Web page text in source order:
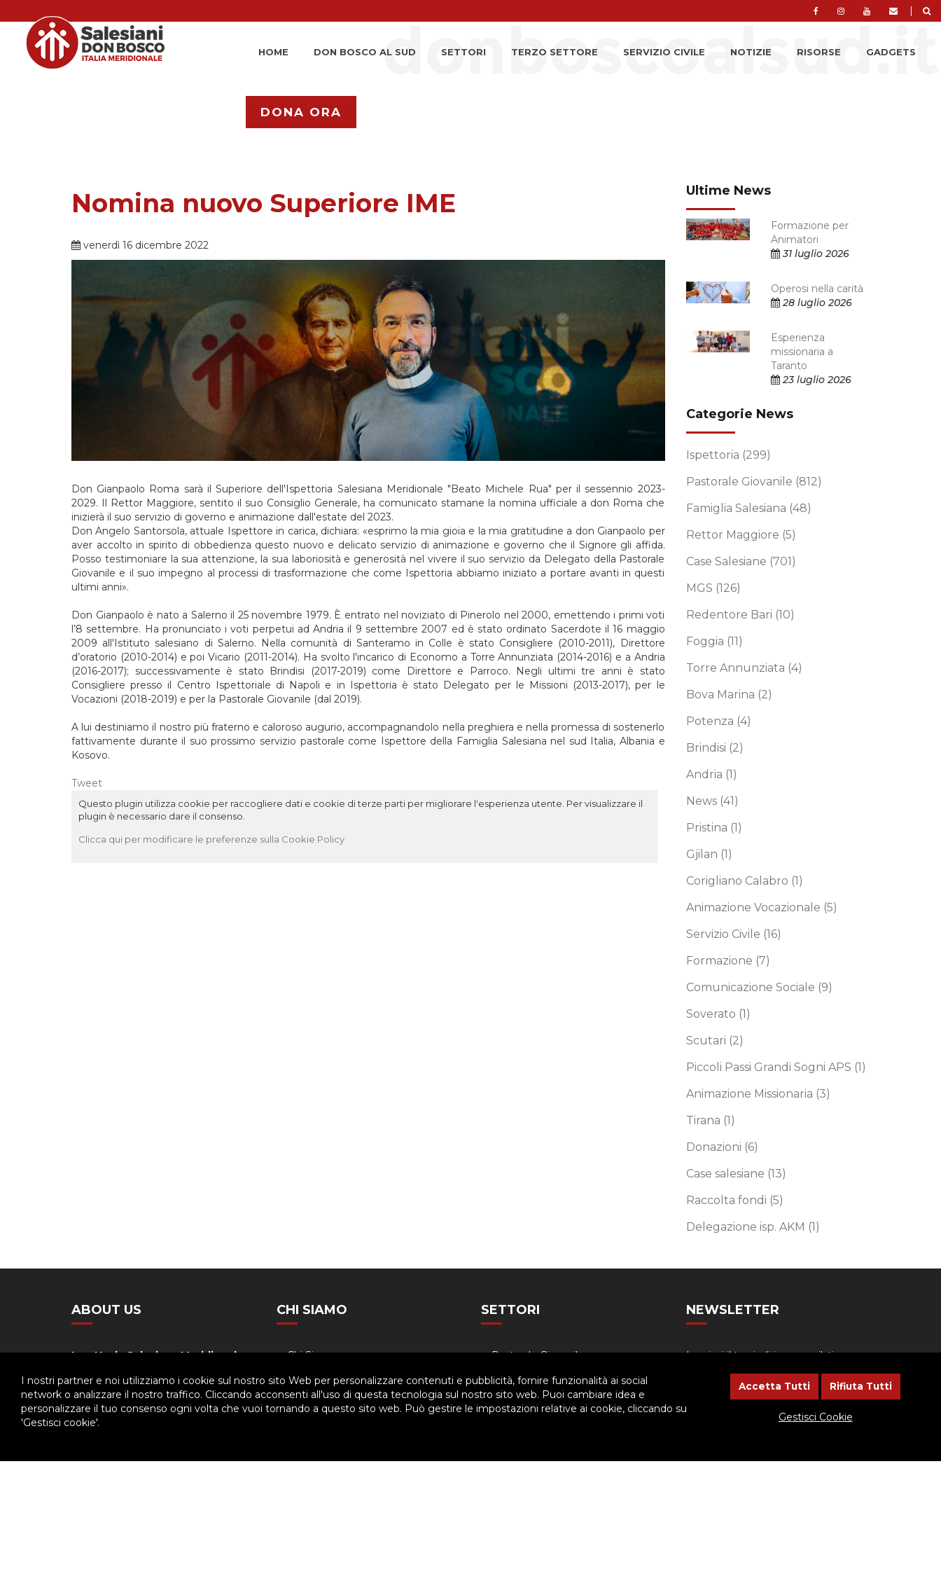
I nostri partner e noi utilizziamo i cookie sul nostro sito Web per personalizzare contenuti e pubblicità, fornire funzionalità ai social
network o analizzare il nostro traffico. Cliccando acconsenti all'uso di questa tecnologia sul nostro sito web. Puoi cambiare idea e
personalizzare il tuo consenso ogni volta che vuoi tornando a questo sito web. Può gestire le impostazioni relative ai cookie, cliccando su
'Gestisci cookie'.
Accetta Tutti Rifiuta Tutti
Gestisci Cookie
|
HOME DON BOSCO AL SUD SETTORI TERZO SETTORE SERVIZIO CIVILE NOTIZIE RISORSE GADGETS
DONA ORA
Nomina nuovo Superiore IME
venerdì 16 dicembre 2022
Don Gianpaolo Roma sarà il Superiore dell'Ispettoria Salesiana Meridionale "Beato Michele Rua" per il sessennio 2023-
2029. Il Rettor Maggiore, sentito il suo Consiglio Generale, ha comunicato stamane la nomina ufficiale a don Roma che
inizierà il suo servizio di governo e animazione dall'estate del 2023.
Don Angelo Santorsola, attuale Ispettore in carica, dichiara: «esprimo la mia gioia e la mia gratitudine a don Gianpaolo per
aver accolto in spirito di obbedienza questo nuovo e delicato servizio di animazione e governo che il Signore gli affida.
Posso testimoniare la sua attenzione, la sua laboriosità e generosità nel vivere il suo servizio da Delegato della Pastorale
Giovanile e il suo impegno al processi di trasformazione che come Ispettoria abbiamo iniziato a portare avanti in questi
ultimi anni».
Don Gianpaolo è nato a Salerno il 25 novembre 1979. È entrato nel noviziato di Pinerolo nel 2000, emettendo i primi voti
l’8 settembre. Ha pronunciato i voti perpetui ad Andria il 9 settembre 2007 ed è stato ordinato Sacerdote il 16 maggio
2009 all'Istituto salesiano di Salerno. Nella comunità di Santeramo in Colle è stato Consigliere (2010-2011), Direttore
d’oratorio (2010-2014) e poi Vicario (2011-2014). Ha svolto l'incarico di Economo a Torre Annunziata (2014-2016) e a Andria
(2016-2017); successivamente è stato Brindisi (2017-2019) come Direttore e Parroco. Negli ultimi tre anni è stato
Consigliere presso il Centro Ispettoriale di Napoli e in Ispettoria è stato Delegato per le Missioni (2013-2017), per le
Vocazioni (2018-2019) e per la Pastorale Giovanile (dal 2019).
A lui destiniamo il nostro più fraterno e caloroso augurio, accompagnandolo nella preghiera e nella promessa di sostenerlo
fattivamente durante il suo prossimo servizio pastorale come Ispettore della Famiglia Salesiana nel sud Italia, Albania e
Kosovo.
Tweet
Questo plugin utilizza cookie per raccogliere dati e cookie di terze parti per migliorare l'esperienza utente. Per visualizzare il
plugin è necessario dare il consenso.
Clicca qui per modificare le preferenze sulla Cookie Policy
Ultime News
Formazione per
Animatori
31 luglio 2026
Operosi nella carità
28 luglio 2026
Esperienza
missionaria a
Taranto
23 luglio 2026
Categorie News
Ispettoria (299)
Pastorale Giovanile (812)
Famiglia Salesiana (48)
Rettor Maggiore (5)
Case Salesiane (701)
MGS (126)
Redentore Bari (10)
Foggia (11)
Torre Annunziata (4)
Bova Marina (2)
Potenza (4)
Brindisi (2)
Andria (1)
News (41)
Pristina (1)
Gjilan (1)
Corigliano Calabro (1)
Animazione Vocazionale (5)
Servizio Civile (16)
Formazione (7)
Comunicazione Sociale (9)
Soverato (1)
Scutari (2)
Piccoli Passi Grandi Sogni APS (1)
Animazione Missionaria (3)
Tirana (1)
Donazioni (6)
Case salesiane (13)
Raccolta fondi (5)
Delegazione isp. AKM (1)
ABOUT US
Ispettoria Salesiana Meridionale
Via Don Bosco, 8
80141 - Napoli
Tel. 081.7511029
CHI SIAMO
Chi Siamo
Storia
Organigramma
SETTORI
Pastorale Giovanile
Formazione
Famiglia salesiana
NEWSLETTER
Lasciaci il tuo indirizzo email, ti
dell'Ispettoria